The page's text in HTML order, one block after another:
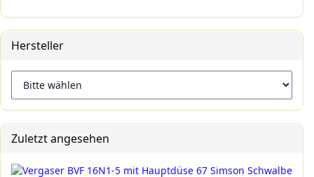
Hersteller
Zuletzt angesehen